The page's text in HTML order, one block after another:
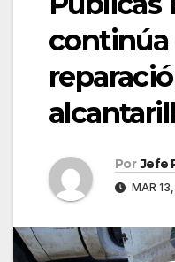
continúa
Por Jefe
MAR